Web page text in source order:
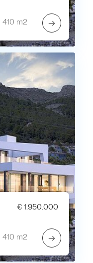
410 m2 →
€ 1.950.000
410 m2 →